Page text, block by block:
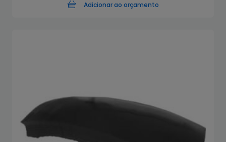
Adicionar ao orçamento